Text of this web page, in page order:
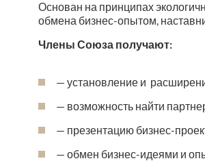
Основан на принципах
обмена бизнес-опытом,
Члены Союза получают:
— установление и
— возможность найти
— презентацию бизнес-
— обмен бизнес-идеями и